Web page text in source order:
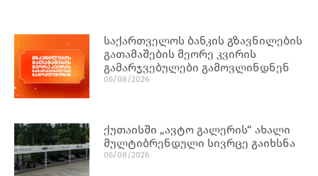
საქართველოს ბანკის გზავნილების
გათამაშების მეორე კვირის
გამარჯვებულები გამოვლინდნენ
06/08/2026
ქუთაისში „ავტო გალერის“ ახალი
მულტიბრენდული სივრცე გაიხსნა
06/08/2026